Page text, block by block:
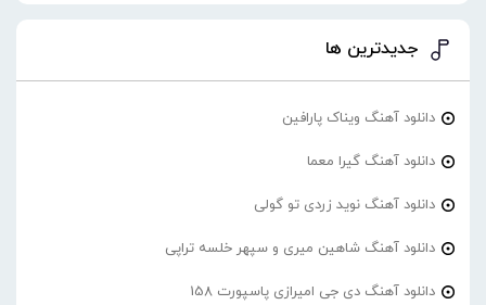
جدیدترین ها
دانلود آهنگ ویناک پارافین
دانلود آهنگ گیرا معما
دانلود آهنگ نوید زردی تو گولی
دانلود آهنگ شاهین میری و سپهر خلسه تراپی
دانلود آهنگ دی جی امیرازی پاسپورت 158